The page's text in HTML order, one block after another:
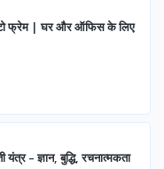
फ्रेम | घर और ऑफिस के लिए
यंत्र – ज्ञान, बुद्धि, रचनात्मकता